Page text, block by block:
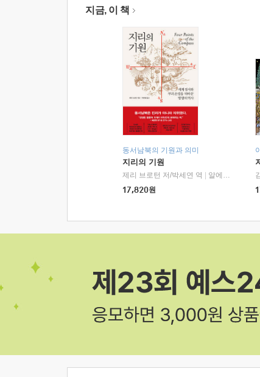
지금, 이 책
동서남북의 기원과 의미
지리의 기원
제리 브로턴 저/박세연 역
알에이치코리아(RHK)
17,820원